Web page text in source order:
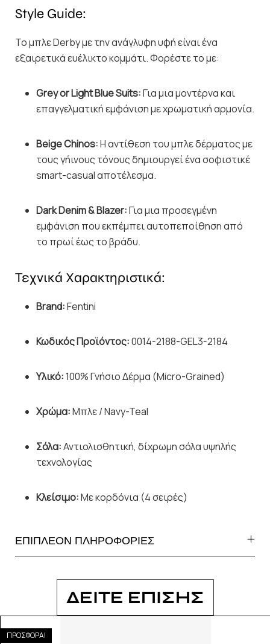
Style Guide:
Το μπλε Derby με την ανάγλυφη υφή είναι ένα
εξαιρετικά ευέλικτο κομμάτι. Φορέστε το με:
Grey or Light Blue Suits:Για μια μοντέρνα και
επαγγελματική εμφάνιση με χρωματική αρμονία.
Beige Chinos:Η αντίθεση του μπλε δέρματος με
τους γήινους τόνους δημιουργεί ένα σοφιστικέ
smart-casual αποτέλεσμα.
Dark Denim & Blazer:Για μια προσεγμένη
εμφάνιση που εκπέμπει αυτοπεποίθηση από
το πρωί έως το βράδυ.
Τεχνικά Χαρακτηριστικά:
Brand:Fentini
Κωδικός Προϊόντος:0014-2188-GEL3-2184
Υλικό:100% Γνήσιο Δέρμα (Micro-Grained)
Χρώμα:Μπλε / Navy-Teal
Σόλα:Αντιολισθητική, δίχρωμη σόλα υψηλής
τεχνολογίας
Κλείσιμο:Με κορδόνια (4 σειρές)
ΕΠΙΠΛΕΟΝ ΠΛΗΡΟΦΟΡΙΕΣ
ΔΕΙΤΕ ΕΠΙΣΗΣ
ΠΡΟΣΦΟΡΑ!